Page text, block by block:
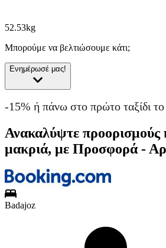
52.53kg
Μπορούμε να βελτιώσουμε κάτι;
Ενημέρωσέ μας!
-15% ή πάνω στο πρώτο ταξίδι
Ανακαλύψτε προορισμούς
μακριά, με Προσφορά -
Badajoz